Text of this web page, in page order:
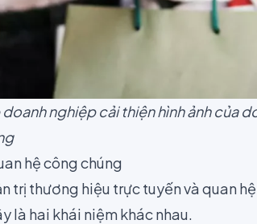
nghiệp cải thiện hình ảnh của
hệ công chúng
trị thương hiệu trực tuyến và quan
là hai khái niệm khác nhau.